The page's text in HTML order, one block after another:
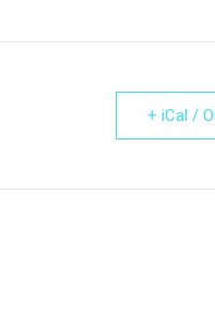
+ iCal /